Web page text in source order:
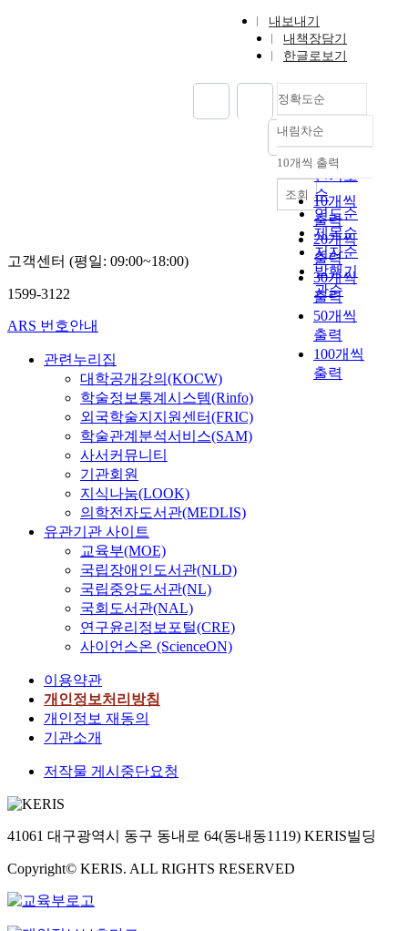
내보내기
내책장담기
한글로보기
정확도순
정확도
순
인기도
순
연도순
제목순
저자순
발행기
관순
내림차순
내림차순
10개씩 출력
10개씩
출력
20개씩
출력
30개씩
출력
50개씩
출력
100개씩
출력
조회
고객센터 (평일: 09:00~18:00)
1599-3122
ARS 번호안내
관련누리집
대학공개강의(KOCW)
학술정보통계시스템(Rinfo)
외국학술지지원센터(FRIC)
학술관계분석서비스(SAM)
사서커뮤니티
기관회원
지식나눔(LOOK)
의학전자도서관(MEDLIS)
유관기관 사이트
교육부(MOE)
국립장애인도서관(NLD)
국립중앙도서관(NL)
국회도서관(NAL)
연구윤리정보포털(CRE)
사이언스온 (ScienceON)
이용약관
개인정보처리방침
개인정보 재동의
기관소개
저작물 게시중단요청
41061 대구광역시 동구 동내로 64(동내동1119) KERIS빌딩
Copyright© KERIS. ALL RIGHTS RESERVED